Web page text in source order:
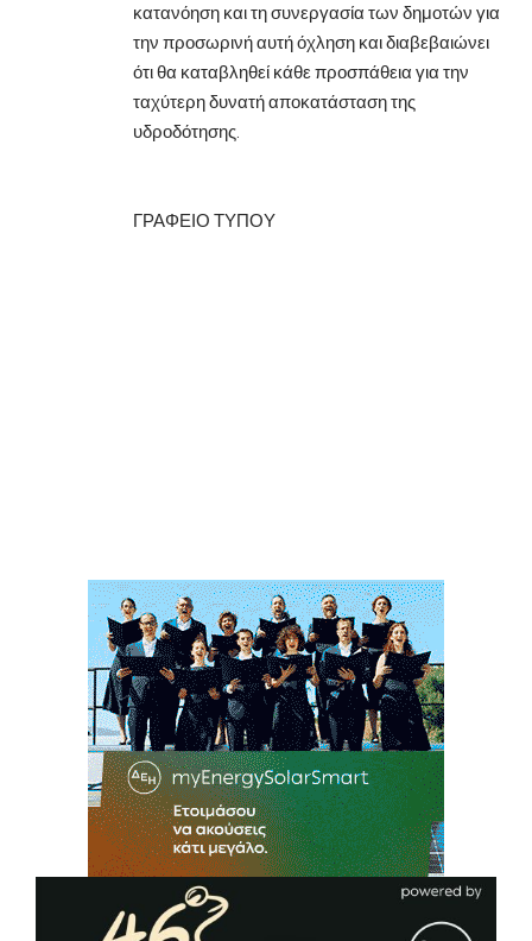
κατανόηση και τη συνεργασία των δημοτών για
την προσωρινή αυτή όχληση και διαβεβαιώνει
ότι θα καταβληθεί κάθε προσπάθεια για την
ταχύτερη δυνατή αποκατάσταση της
υδροδότησης.
ΓΡΑΦΕΙΟ ΤΥΠΟΥ